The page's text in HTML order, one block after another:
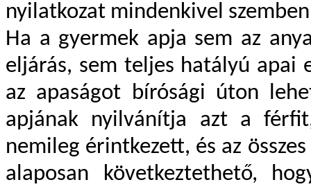
nyilatkozat mindenkivel
Ha a gyermek apja sem az
eljárás, sem teljes hatályú apai
az apaságot bírósági úton
apjának nyilvánítja azt a
nemileg érintkezett, és az
alaposan következtethető,